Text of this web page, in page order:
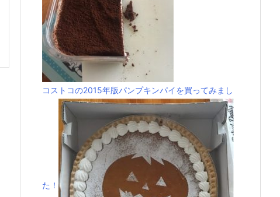
コストコの2015年版パンプキンパイを買ってみまし
た！